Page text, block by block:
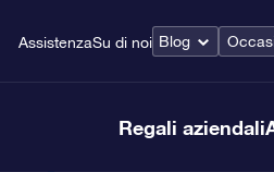
AssistenzaSu di noi Blog
Regali aziendali